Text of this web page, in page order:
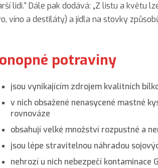
lidi.“ Dále pak dodává: „Z listu a květu
víno a destiláty) a jídla na stovky
potraviny
jsou vynikajícím zdrojem kvalitních
v nich obsažené nenasycené mastné
rovnováze
obsahují velké množství rozpustné a
jsou lépe stravitelnou náhradou
nehrozí u nich nebezpečí kontaminace